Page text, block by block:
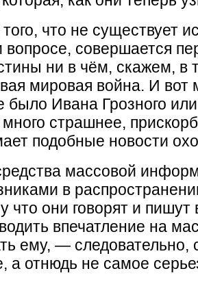
что не существует
совершается
ни в чём, скажем, в
мировая война. И
было Ивана Грозного
страшнее,
подобные новости
массовой
в
что они говорят и
впечатление на
ему, — следовательно,
а отнюдь не самое